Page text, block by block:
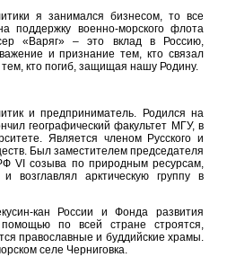
я занимался бизнесом, то все
поддержку военно-морского флота
«Варяг» – это вклад в Россию,
и признание тем, кто связал
кто погиб, защищая нашу Родину.
и предприниматель. Родился на
географический факультет МГУ, в
Является членом Русского и
Был заместителем председателя
VI созыва по природным ресурсам,
возглавлял арктическую группу в
кан России и Фонда развития
по всей стране строятся,
православные и буддийские храмы.
селе Черниговка.